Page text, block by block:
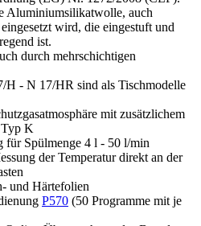
Aluminiumsilikatwolle, auch
wird, die eingestuft und
ist.
durch mehrschichtigen
H - N 17/HR sind als Tischmodelle
mit zusätzlichem
Typ K
für Spülmenge 4 l - 50 l/min
der Temperatur direkt an der
und Härtefolien
P570 (50 Programme mit je